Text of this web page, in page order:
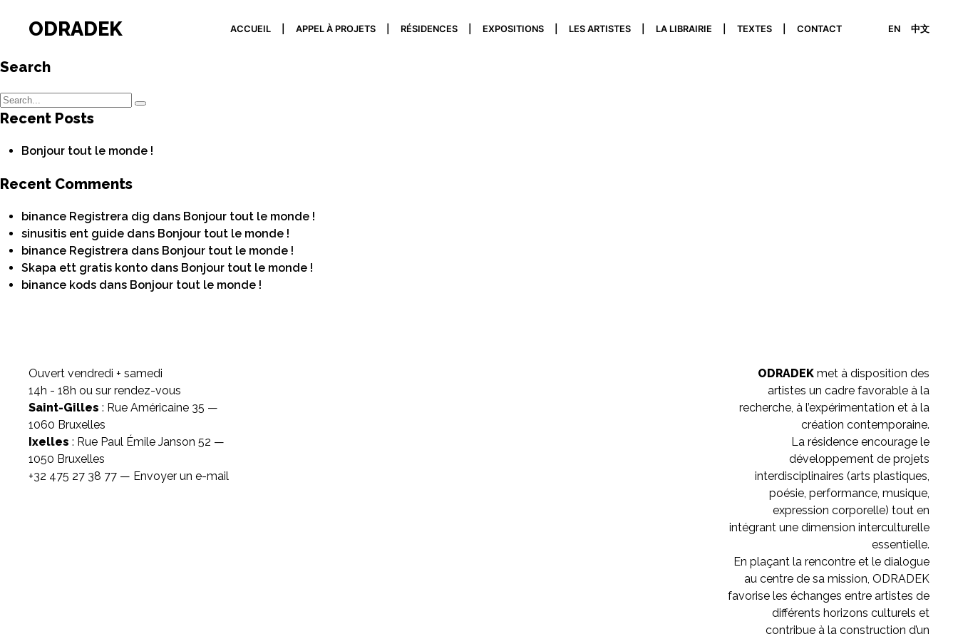
ODRADEK ACCUEIL APPEL À PROJETS RÉSIDENCES EXPOSITIONS LES ARTISTES LA LIBRAIRIE TEXTES CONTACT EN 中文
Search
Recent Posts
Bonjour tout le monde !
Recent Comments
binance Registrera dig dans Bonjour tout le monde !
sinusitis ent guide dans Bonjour tout le monde !
binance Registrera dans Bonjour tout le monde !
Skapa ett gratis konto dans Bonjour tout le monde !
binance kods dans Bonjour tout le monde !
Ouvert vendredi + samedi
14h - 18h ou sur rendez-vous
Saint-Gilles : Rue Américaine 35 —
1060 Bruxelles
Ixelles : Rue Paul Émile Janson 52 —
1050 Bruxelles
+32 475 27 38 77 — Envoyer un e-mail
ODRADEK met à disposition des
artistes un cadre favorable à la
recherche, à l’expérimentation et à la
création contemporaine.
La résidence encourage le
développement de projets
interdisciplinaires (arts plastiques,
poésie, performance, musique,
expression corporelle) tout en
intégrant une dimension interculturelle
essentielle.
En plaçant la rencontre et le dialogue
au centre de sa mission, ODRADEK
favorise les échanges entre artistes de
différents horizons culturels et
contribue à la construction d’un